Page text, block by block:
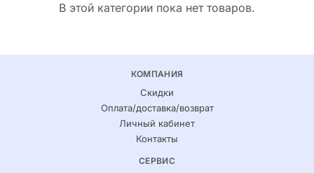
В этой категории пока нет товаров.
КОМПАНИЯ
Скидки
Оплата/доставка/возврат
Личный кабинет
Контакты
СЕРВИС